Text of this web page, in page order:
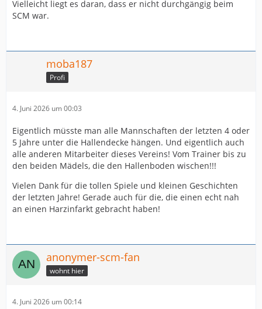
Vielleicht liegt es daran, dass er nicht durchgängig beim
SCM war.
moba187
Profi
4. Juni 2026 um 00:03
Eigentlich müsste man alle Mannschaften der letzten 4 oder
5 Jahre unter die Hallendecke hängen. Und eigentlich auch
alle anderen Mitarbeiter dieses Vereins! Vom Trainer bis zu
den beiden Mädels, die den Hallenboden wischen!!!
Vielen Dank für die tollen Spiele und kleinen Geschichten
der letzten Jahre! Gerade auch für die, die einen echt nah
an einen Harzinfarkt gebracht haben!
anonymer-scm-fan
wohnt hier
4. Juni 2026 um 00:14